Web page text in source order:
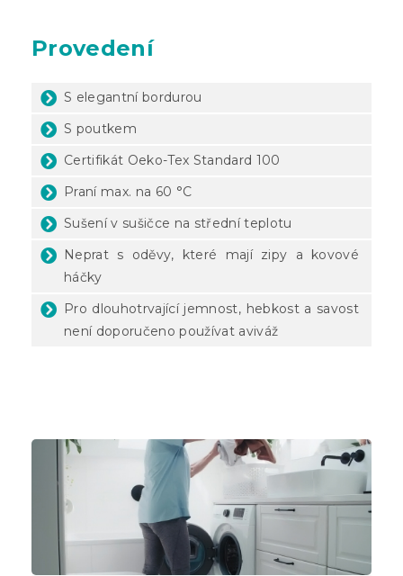
Provedení
S elegantní bordurou
S poutkem
Certifikát Oeko-Tex Standard 100
Praní max. na 60 °C
Sušení v sušičce na střední teplotu
Neprat s oděvy, které mají zipy a kovové
háčky
Pro dlouhotrvající jemnost, hebkost a savost
není doporučeno používat aviváž